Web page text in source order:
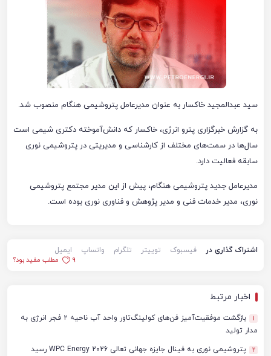
سید عبدالمجید خاکسار به عنوان مدیرعامل پتروشیمی هنگام منصوب شد.
به گزارش خبرگزاری پترو انرژی، خاکسار که دانش‌آموخته دکتری شیمی است
سال‌ها در سمت‌های مختلف از کارشناسی و مدیریتی در پتروشیمی نوری
سابقه فعالیت دارد.
مدیرعامل جدید پتروشیمی هنگام، پیش از این مدیر مجتمع پتروشیمی
نوری، مدیر خدمات فنی و مدیر پژوهش و فناوری نوری بوده است.
اشتراک گذاری در فیسبوک توییتر تلگرام واتساپ
ایمیل
9
مطلب مفید بود؟
اخبار مرتبط
1
بازگشت موفقیت‌آمیز فن‌های کولینگ‌تاور واحد آب ناحیه ۲ فجر انرژی به
مدار تولید
2 پتروشیمی نوری به فینال جایزه جهانی تعالی WPC Energy 2026 رسید